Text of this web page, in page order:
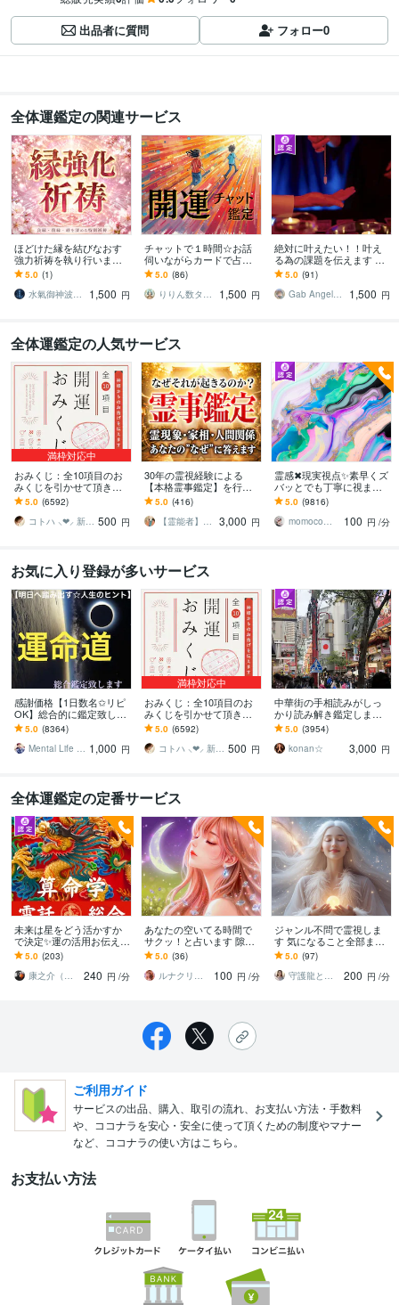
出品者に質問 フォロー0
全体運鑑定の関連サービス
ほどけた縁を結びなおす
強力祈祷を執り行います
恋愛・復縁・人間関係・
仕事・親子…あらゆる縁
を結なおします。
5.0 (1)
水氣御神波霊術師 ｜結愛
1,500 円
チャットで１時間☆お話
伺いながらカードで占い
ます 気になることの深掘
りや開運に導くメッセー
ジをお伝えします
5.0 (86)
りりん数タロット
1,500 円
絶対に叶えたい！！叶え
る為の課題を伝えます 愛
に満ち溢れた生活、金運
に恵まれた生活手に入れ
ましょう！
5.0 (91)
Gab AngelLily
1,500 円
全体運鑑定の人気サービス
満枠対応中
おみくじ：全10項目のお
みくじを引かせて頂きま
す ㊙あなた様がこの先ど
う進むかの道しるべにな
さってください！
5.0 (6592)
コトハ ⸜❤︎⸝ 新サービス提供開始✨️ 500 円
30年の霊視経験による
【本格霊事鑑定】を行い
ます 霊現象・家相・家
系・先祖・土地・人間関
係・悪縁・因縁・厄払い
5.0 (416)
【霊能者】天晴
3,000 円
霊感✖現実視点✨素早くズ
バッとでも丁寧に視ます
❣️プロ鑑定師の総合鑑定⭐
お気軽に✨魂をやわらかく
かろやかに
5.0 (9816)
momocoママ
100 円 /分
お気に入り登録が多いサービス
感謝価格【1日数名✩リピ
OK】総合的に鑑定致しま
す ✞後悔させません【未
来を良くする✩人生のヒン
ト】アドバイス付
5.0 (8364)
Mental Life Design 1,000 円
満枠対応中
おみくじ：全10項目のお
みくじを引かせて頂きま
す ㊙あなた様がこの先ど
う進むかの道しるべにな
さってください！
5.0 (6592)
コトハ ⸜❤︎⸝ 新サービス提供開始✨️ 500 円
中華街の手相読みがしっ
かり読み解き鑑定します
☆今後10年ほどの流れか
ら、良い時期、悪い時期
もお伝えします
5.0 (3954)
konan☆
3,000 円
全体運鑑定の定番サービス
未来は星をどう活かすか
で決定✨運の活用お伝えし
ます 歴19年✨感性だけで
ない根拠をもとにアドバ
イス！誠実鑑定相談
5.0 (203)
康之介（こうのすけ）
240 円 /分
あなたの空いてる時間で
サクッ！と占います 隙間
時間に気軽にどうぞ✧今必
要なメッセージをお伝え
いたします
5.0 (36)
ルナクリスタル✶オーラ鑑定 ✧しずく✧
100 円 /分
ジャンル不問で霊視しま
す 気になること全部まと
めて視ます
5.0 (97)
守護龍と舞う癒しの巫女⛩️鈴蘭
200 円 /分
ご利用ガイド
サービスの出品、購入、取引の流れ、お支払い方法・手数料
や、ココナラを安心・安全に使って頂くための制度やマナー
など、ココナラの使い方はこちら。
お支払い方法